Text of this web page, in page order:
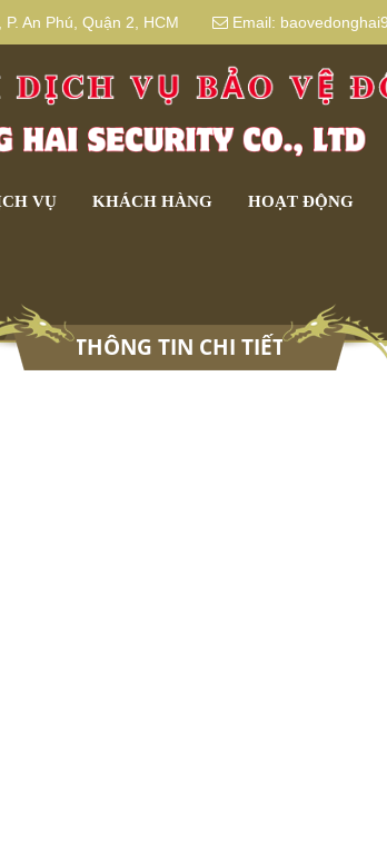
An Phú, Quận 2, HCM Email:
VỤ KHÁCH HÀNG HOẠT ĐỘNG
THÔNG TIN CHI TIẾT